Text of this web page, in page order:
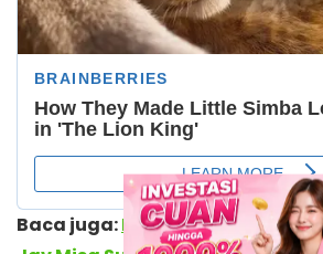
Baca juga:Biodata dan Profil